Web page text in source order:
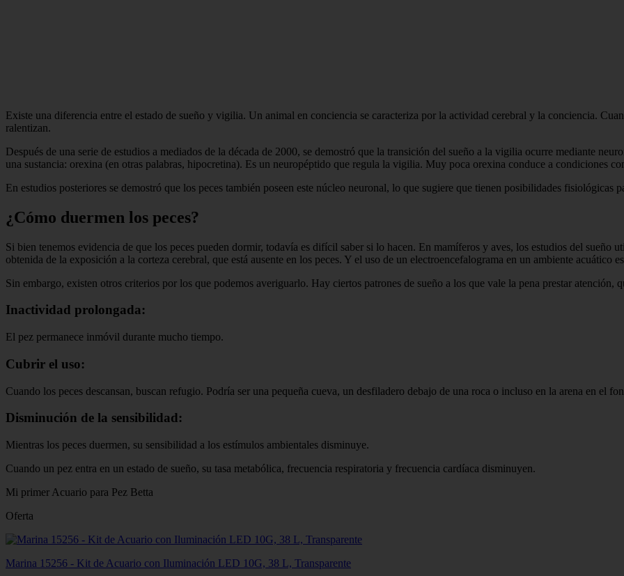
Existe una diferencia entre el estado de sueño y vigilia. Un animal en conciencia se caracteriza por la actividad cerebral y la conciencia.
ralentizan.
Después de una serie de estudios a mediados de la década de 2000, se demostró que la transición del sueño a la vigilia ocurre mediante
una sustancia: orexina (en otras palabras, hipocretina). Es un neuropéptido que regula la vigilia. Muy poca orexina conduce a condiciones
En estudios posteriores se demostró que los peces también poseen este núcleo neuronal, lo que sugiere que tienen posibilidades fisiológicas
¿Cómo duermen los peces?
Si bien tenemos evidencia de que los peces pueden dormir, todavía es difícil saber si lo hacen. En mamíferos y aves, los estudios del sueño
obtenida de la exposición a la corteza cerebral, que está ausente en los peces. Y el uso de un electroencefalograma en un ambiente acuático
Sin embargo, existen otros criterios por los que podemos averiguarlo. Hay ciertos patrones de sueño a los que vale la pena prestar atención,
Inactividad prolongada:
El pez permanece inmóvil durante mucho tiempo.
Cubrir el uso:
Cuando los peces descansan, buscan refugio. Podría ser una pequeña cueva, un desfiladero debajo de una roca o incluso en la arena en el
Disminución de la sensibilidad:
Mientras los peces duermen, su sensibilidad a los estímulos ambientales disminuye.
Cuando un pez entra en un estado de sueño, su tasa metabólica, frecuencia respiratoria y frecuencia cardíaca disminuyen.
Mi primer Acuario para Pez Betta
Oferta
Marina 15256 - Kit de Acuario con Iluminación LED 10G, 38 L, Transparente